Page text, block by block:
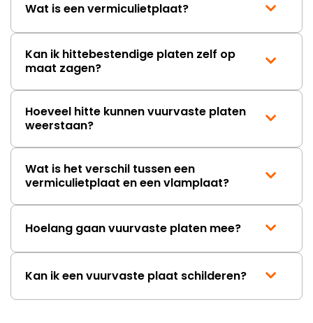
Wat is een vermiculietplaat?
Kan ik hittebestendige platen zelf op
maat zagen?
Hoeveel hitte kunnen vuurvaste platen
weerstaan?
Wat is het verschil tussen een
vermiculietplaat en een vlamplaat?
Hoelang gaan vuurvaste platen mee?
Kan ik een vuurvaste plaat schilderen?